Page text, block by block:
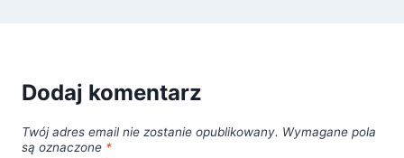
Dodaj komentarz
Twój adres email nie zostanie opublikowany. Wymagane pola
są oznaczone *